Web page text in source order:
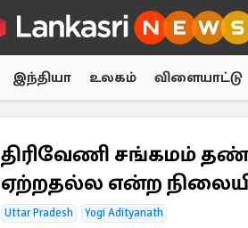
இந்தியா உலகம் விளையாட்டு
திரிவேணி சங்கமம்
ஏற்றதல்ல என்ற
Uttar Pradesh Yogi Adityanath